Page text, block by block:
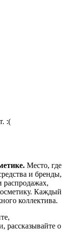
:(
Место, где
и бренды,
распродажах,
Каждый
коллектива.
рассказывайте о